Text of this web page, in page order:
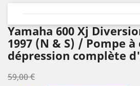
Yamaha 600 Xj
1997 (N & S) / Pompe à
dépression complète
59,00 €